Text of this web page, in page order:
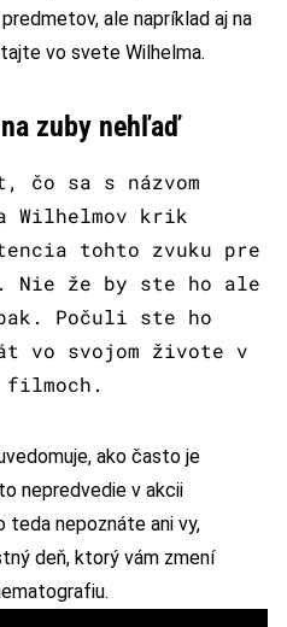
ale napríklad aj na
vo svete Wilhelma.
zuby nehľaď
sa s názvom
Wilhelmov krik
tohto zvuku pre
Nie že by ste ho ale
Počuli ste ho
vo svojom živote v
filmoch.
ako často je
nepredvedie v akcii
teda nepoznáte ani vy,
deň, ktorý vám zmení